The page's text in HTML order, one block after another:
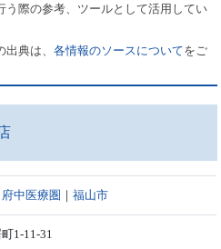
う際の参考、ツールとして活用してい
出典は、各情報のソースについてをご
中医療圏 ｜福山市
1-11-31